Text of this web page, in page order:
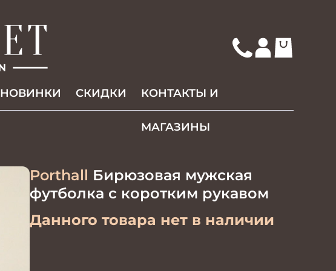
НОВИНКИ СКИДКИ КОНТАКТЫ И
МАГАЗИНЫ
Porthall Бирюзовая мужская
футболка с коротким рукавом
Данного товара нет в наличии